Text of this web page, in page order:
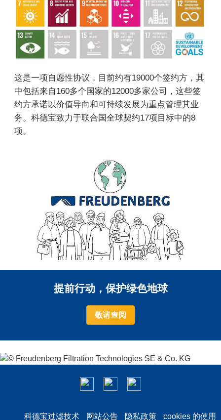
这是一项自愿性协议，目前约有19000个签约方，其
中包括来自160多个国家的12000多家公司，这些签
约方承诺以价值导向和可持续发展为重点管理其业
务。科德宝致力于联合国全球契约17项目标中的8
项。
提前行动，保护绿色地球
敬请查阅
科德宝过滤技术 网站公告 隐私政策 cookies 的使用